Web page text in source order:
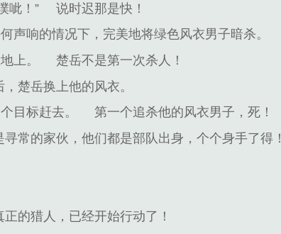
呲！”
说时迟那是快！
声响的情况下，完美地将绿色风衣男子暗杀。
上。
楚岳不是第一次杀人！
楚岳换上他的风衣。
目标赶去。
第一个追杀他的风衣男子，死！
常的家伙，他们都是部队出身，个个身手了得！
正的猎人，已经开始行动了！